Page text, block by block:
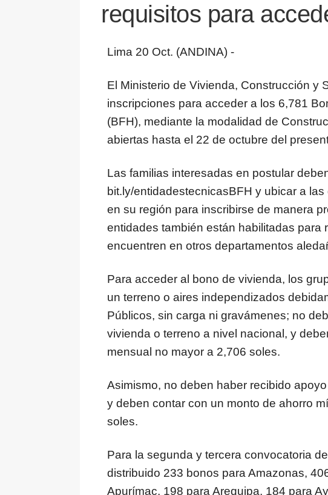
requisitos para
Lima 20 Oct. (ANDINA) -
El Ministerio de Vivienda, Construcción y
inscripciones para acceder a los 6,781
(BFH), mediante la modalidad de
abiertas hasta el 22 de octubre del
Las familias interesadas en postular
bit.ly/entidadestecnicasBFH y ubicar a
en su región para inscribirse de manera
entidades también están habilitadas para
encuentren en otros departamentos
Para acceder al bono de vivienda, los
un terreno o aires independizados
Públicos, sin carga ni gravámenes; no
vivienda o terreno a nivel nacional, y
mensual no mayor a 2,706 soles.
Asimismo, no deben haber recibido
y deben contar con un monto de ahorro
soles.
Para la segunda y tercera convocatoria
distribuido 233 bonos para Amazonas,
Apurímac, 198 para Arequipa, 184 para